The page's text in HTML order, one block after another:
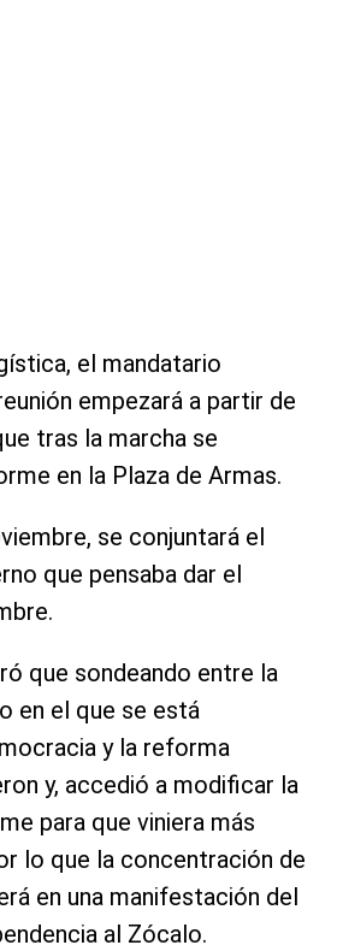
el mandatario
empezará a partir de
tras la marcha se
en la Plaza de Armas.
se conjuntará el
que pensaba dar el
que sondeando entre la
en el que se está
y la reforma
y, accedió a modificar la
para que viniera más
lo que la concentración de
en una manifestación del
al Zócalo.